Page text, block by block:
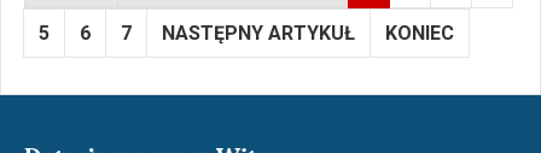
5 6 7 NASTĘPNY ARTYKUŁ KONIEC